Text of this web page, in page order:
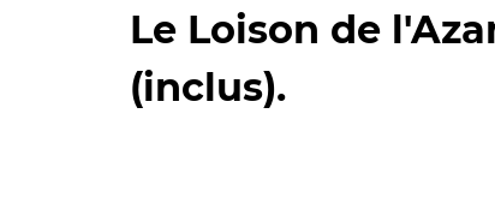
Le Loison de
(inclus).